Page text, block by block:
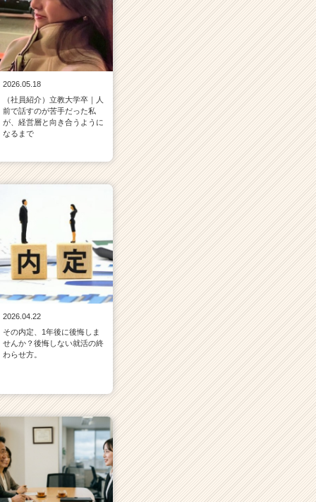
2026.05.18
（社員紹介）立教大学卒｜人
前で話すのが苦手だった私
が、経営層と向き合うように
なるまで
2026.04.22
その内定、1年後に後悔しま
せんか？後悔しない就活の終
わらせ方。